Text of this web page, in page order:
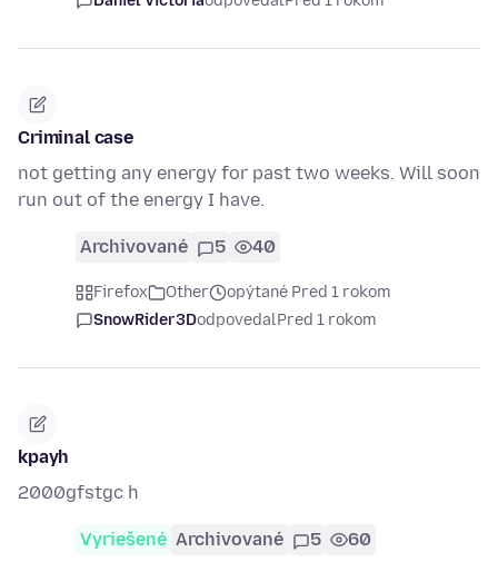
Criminal case
not getting any energy for past two weeks. Will soon
run out of the energy I have.
Archivované 5 40
Firefox Other
opýtané Pred 1 rokom
SnowRider3DodpovedalPred 1 rokom
kpayh
2000gfstgc h
Vyriešené Archivované 5 60